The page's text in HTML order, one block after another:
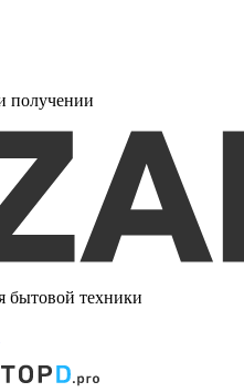
получении
бытовой техники